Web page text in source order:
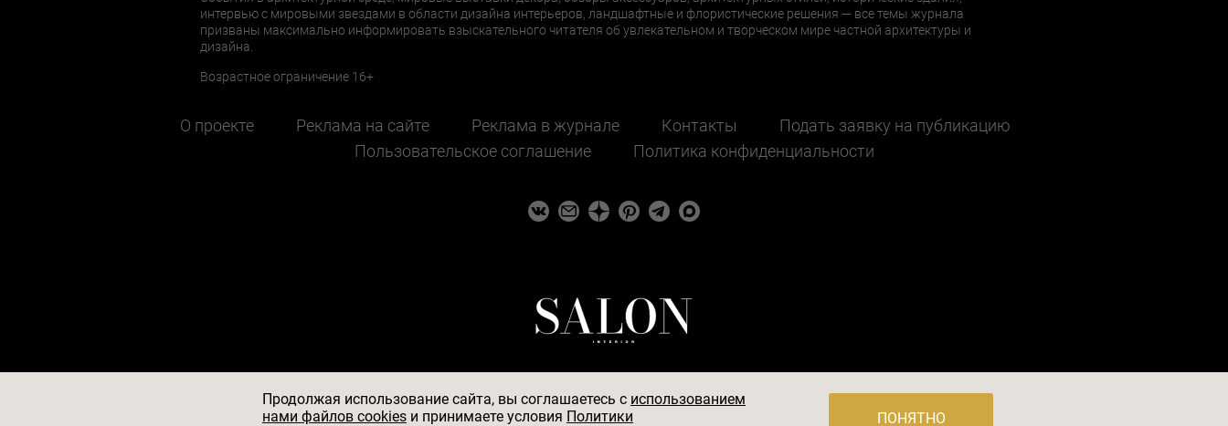
интервью с мировыми звездами в области дизайна интерьеров, ландшафтные и флористические решения — все темы журнала
призваны максимально информировать взыскательного читателя об увлекательном и творческом мире частной архитектуры и
дизайна.
Возрастное ограничение 16+
О проекте Реклама на сайте Реклама в журнале Контакты
Подать заявку на публикацию
Пользовательское соглашение
Политика конфиденциальности
АО «БКМ», ОГРН 1027739494584, ИНН 7705056238, 127018, Москва, ул. Полковая, д. 3, стр. 4, помещение I, комн. 23
Продолжая использование сайта, вы соглашаетесь c использованием
нами файлов cookies и принимаете условия Политики
ПОНЯТНО